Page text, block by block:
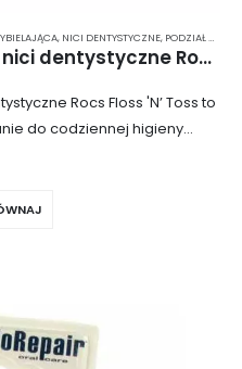
, NICI DENTYSTYCZNE, PODZIAŁ WG RODZAJU
Jednorazowe, miętowe nici dentystyczne Rocs Floss`N`Toss 40 szt.
Rocs Floss 'N’ Toss to
do codziennej higieny
jednorazowych nici